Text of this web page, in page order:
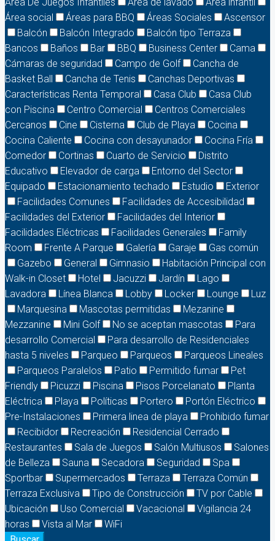
Área social
Áreas para BBQ Áreas Sociales
Ascensor
Balcón
Balcón Integrado
Balcón tipo Terraza
Bancos
Baños Bar BBQ Business Center
Cama
Cámaras de seguridad
Campo de Golf
Cancha de
Basket Ball
Cancha de Tenis
Canchas Deportivas
Características Renta Temporal
Casa Club
Casa Club
con Piscina
Centro Comercial
Centros Comerciales
Cercanos
Cine Cisterna Club de Playa
Cocina
Cocina Caliente
Cocina con desayunador
Cocina Fría
Comedor
Cortinas Cuarto de Servicio
Distrito
Educativo
Elevador de carga
Entorno del Sector
Equipado
Estacionamiento techado Estudio
Exterior
Facilidades Comunes
Facilidades de Accesibilidad
Facilidades del Exterior
Facilidades del Interior
Facilidades Eléctricas
Facilidades Generales
Family
Room
Frente A Parque Galería Garaje
Gas común
Gazebo
General Gimnasio
Habitación Principal con
Walk-in Closet
Hotel Jacuzzi Jardín
Lago
Lavadora
Línea Blanca Lobby Locker Lounge
Luz
Marquesina
Mascotas permitidas
Mezanine
Mezzanine
Mini Golf No se aceptan mascotas
Para
desarrollo Comercial
Para desarrollo de Residenciales
hasta 5 niveles
Parqueo Parqueos
Parqueos Lineales
Parqueos Paralelos
Patio Permitido fumar
Pet
Friendly
Picuzzi Piscina Pisos Porcelanato
Planta
Eléctrica
Playa Políticas Portero
Portón Eléctrico
Pre-Instalaciones
Primera linea de playa
Prohibido fumar
Recibidor
Recreación
Residencial Cerrado
Restaurantes
Sala de Juegos Salón Multiusos
Salones
de Belleza
Sauna Secadora Seguridad
Spa
Sportbar
Supermercados Terraza
Terraza Común
Terraza Exclusiva
Tipo de Construcción
TV por Cable
Ubicación
Uso Comercial Vacacional
Vigilancia 24
horas
Vista al Mar
WiFi